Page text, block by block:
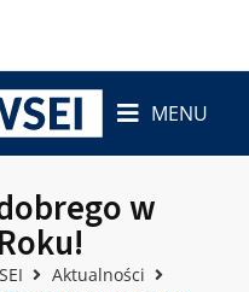
MENU
w
Aktualności